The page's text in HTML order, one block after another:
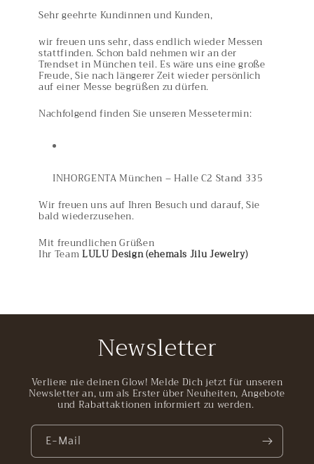
Sehr geehrte Kundinnen und Kunden,
wir freuen uns sehr, dass endlich wieder Messen
stattfinden. Schon bald nehmen wir an der
Trendset in München teil. Es wäre uns eine große
Freude, Sie nach längerer Zeit wieder persönlich
auf einer Messe begrüßen zu dürfen.
Nachfolgend finden Sie unseren Messetermin:
INHORGENTA München – Halle C2 Stand 335
Wir freuen uns auf Ihren Besuch und darauf, Sie
bald wiederzusehen.
Mit freundlichen Grüßen
Ihr TeamLULU Design (ehemals Jilu Jewelry)
Newsletter
Verliere nie deinen Glow! Melde Dich jetzt für unseren
Newsletter an, um als Erster über Neuheiten, Angebote
und Rabattaktionen informiert zu werden.
E-Mail